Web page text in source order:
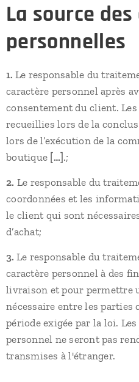
La source
personnelles
1. Le responsable du
caractère personnel après
consentement du client.
recueillies lors de la
lors de l’exécution de la
boutique […] .;
2. Le responsable du
coordonnées et les
le client qui sont
d’achat;
3. Le responsable du
caractère personnel à des
livraison et pour permettre
nécessaire entre les parties
période exigée par la loi.
personnel ne seront pas
transmises à l'étranger.